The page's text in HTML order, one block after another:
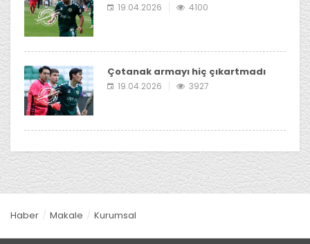
19.04.2026 4100
Çotanak armayı hiç çıkartmadı
19.04.2026 3927
Haber Makale Kurumsal